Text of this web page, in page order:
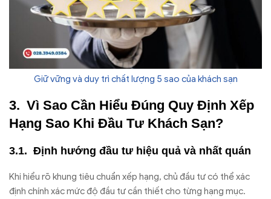
Giữ vững và duy trì chất lượng 5 sao của khách sạn
Vì Sao Cần Hiểu Đúng Quy Định Xếp
Hạng Sao Khi Đầu Tư Khách Sạn?
Định hướng đầu tư hiệu quả và nhất quán
Khi hiểu rõ khung tiêu chuẩn xếp hạng, chủ đầu tư có thể xác
định chính xác mức độ đầu tư cần thiết cho từng hạng mục.